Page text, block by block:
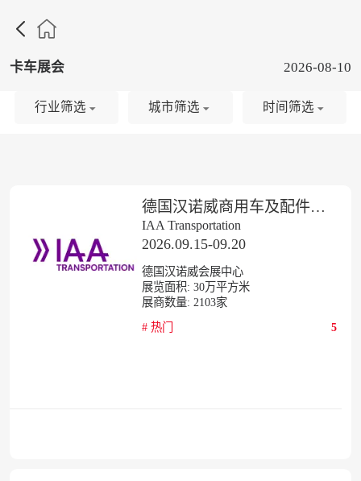

卡车展会 2026-08-10
德国汉诺威商用车及配件展IAA
IAA Transportation
2026.09.15-09.20
德国汉诺威会展中心
展览面积: 30万平方米
展商数量: 2103家
# 热门 5
行业筛选 城市筛选 时间筛选